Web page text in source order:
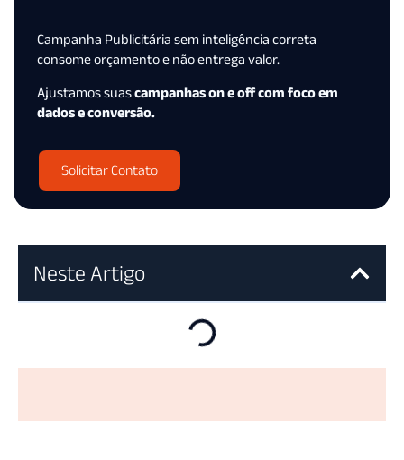
Campanha Publicitária sem inteligência correta
consome orçamento e não entrega valor.
Ajustamos suascampanhas on e off com foco em
dados e conversão.
Solicitar Contato
Neste Artigo